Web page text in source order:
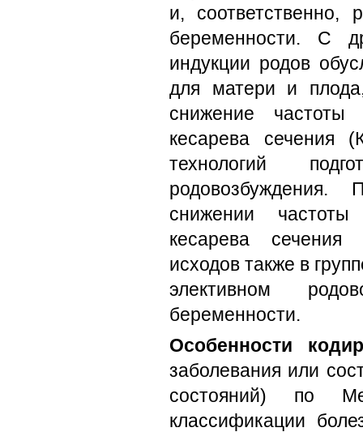
и, соответственно,
беременности. С
индукции родов
для матери и
снижение
кесарева сечения
технологий
снижении частоты
кесарева
исходов также в
элективном
беременности.
Особенности
заболевания или
состояний) по
классификации